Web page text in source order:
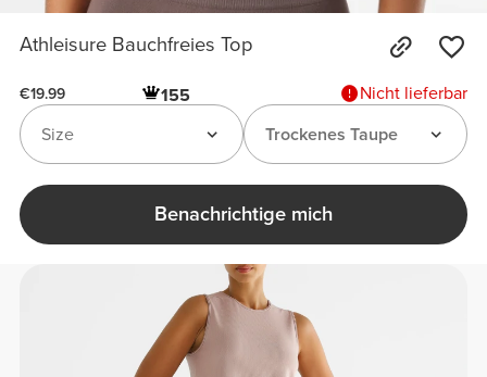
Athleisure Bauchfreies Top
€19.99 155
Nicht lieferbar
Trockenes Taupe
Size
Benachrichtige mich